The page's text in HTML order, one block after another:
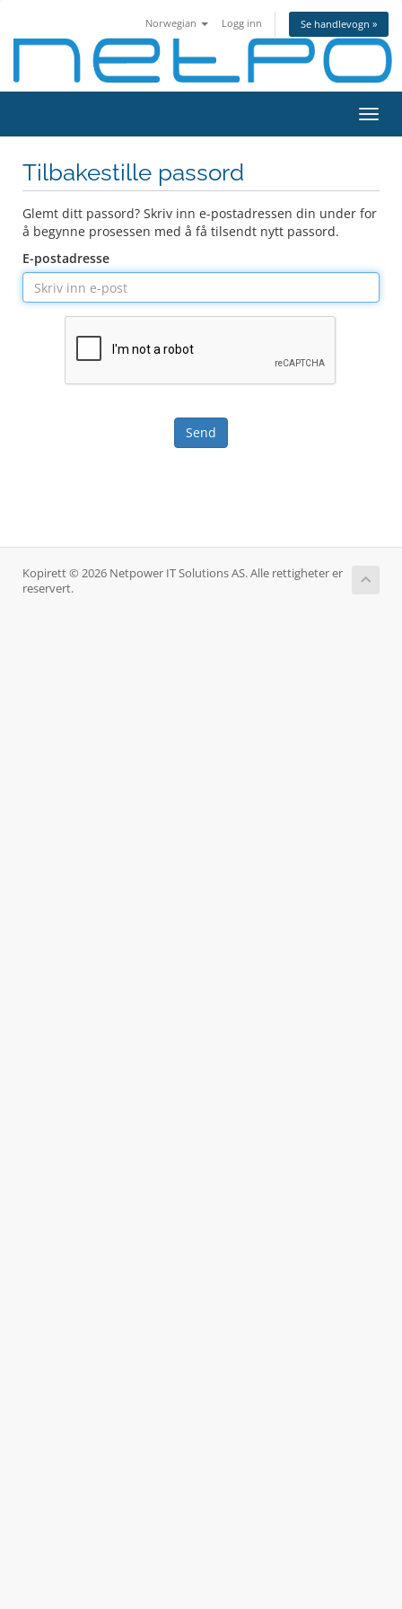
Norwegian Logg inn Se handlevogn »
Bytt
Tilbakestille passord
Glemt ditt passord? Skriv inn e-postadressen din under for
å begynne prosessen med å få tilsendt nytt passord.
E-postadresse
Send
Kopirett © 2026 Netpower IT Solutions AS. Alle rettigheter er
reservert.